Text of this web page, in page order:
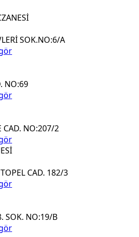
SOK.NO:6/A
NO:69
CAD. NO:207/2
CAD. 182/3
SOK. NO:19/B